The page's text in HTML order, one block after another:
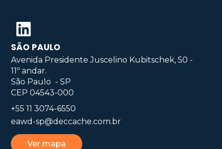
SÃO PAULO
Avenida Presidente Juscelino Kubitschek, 50 -
11º andar.
São Paulo - SP
CEP 04543-000
+55 11 3074-6550
eawd-sp@deccache.com.br
Ver mapa